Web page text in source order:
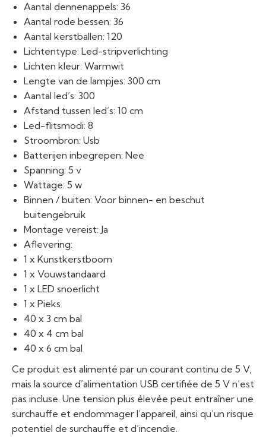
Aantal dennenappels: 36
Aantal rode bessen: 36
Aantal kerstballen: 120
Lichtentype: Led-stripverlichting
Lichten kleur: Warmwit
Lengte van de lampjes: 300 cm
Aantal led’s: 300
Afstand tussen led’s: 10 cm
Led-flitsmodi: 8
Stroombron: Usb
Batterijen inbegrepen: Nee
Spanning: 5 v
Wattage: 5 w
Binnen / buiten: Voor binnen- en beschut
buitengebruik
Montage vereist: Ja
Aflevering:
1 x Kunstkerstboom
1 x Vouwstandaard
1 x LED snoerlicht
1 x Pieks
40 x 3 cm bal
40 x 4 cm bal
40 x 6 cm bal
Ce produit est alimenté par un courant continu de 5 V,
mais la source d’alimentation USB certifiée de 5 V n’est
pas incluse. Une tension plus élevée peut entraîner une
surchauffe et endommager l’appareil, ainsi qu’un risque
potentiel de surchauffe et d’incendie.